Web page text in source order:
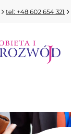
tel: +48 602 654 321